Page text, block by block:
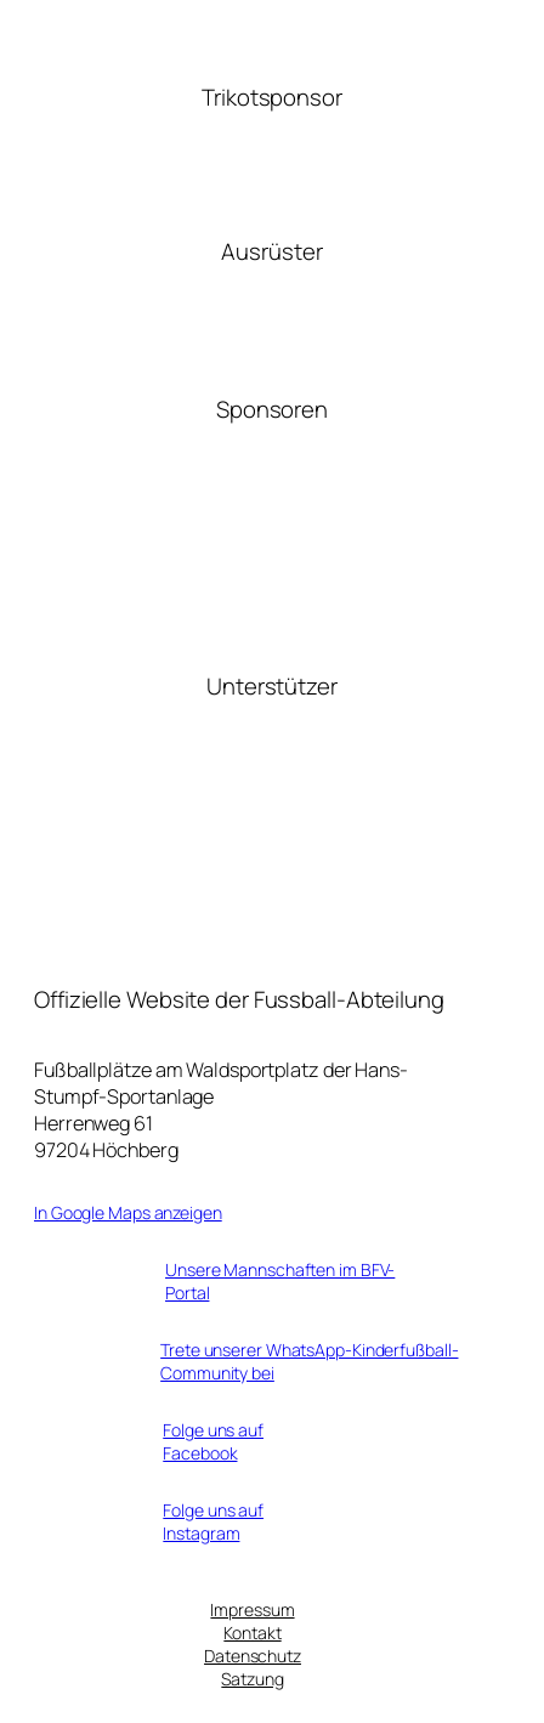
Trikotsponsor
Ausrüster
Sponsoren
Unterstützer
Offizielle Website der Fussball-Abteilung
Fußballplätze am Waldsportplatz der Hans-
Stumpf-Sportanlage
Herrenweg 61
97204 Höchberg
In Google Maps anzeigen
Unsere Mannschaften im BFV-
Portal
Trete unserer WhatsApp-Kinderfußball-
Community bei
Folge uns auf
Facebook
Folge uns auf
Instagram
Impressum
Kontakt
Datenschutz
Satzung